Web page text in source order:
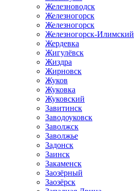
Железноводск
Железногорск
Железногорск
Железногорск-Илимский
Жердевка
Жигулёвск
Жиздра
Жирновск
Жуков
Жуковка
Жуковский
Завитинск
Заводоуковск
Заволжск
Заволжье
Задонск
Заинск
Закаменск
Заозёрный
Заозёрск